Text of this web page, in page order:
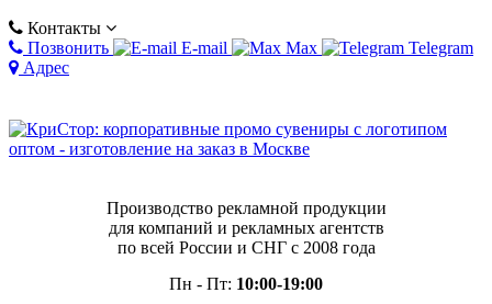
Контакты
Позвонить
E-mail Max
Telegram
Адрес
Производство рекламной продукции
для компаний и рекламных агентств
по всей России и СНГ с 2008 года
Пн - Пт: 10:00-19:00